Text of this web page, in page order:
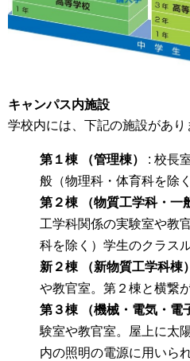
キャンパス内施設
学校内には、下記の施設があり
第１棟 （管理棟）
: 校長
般（物理科・体育科を除
第２棟 （物質工学科・一
工学科関係の実験室や教
科を除く）学生のクラスル
新２棟 （新物質工学科棟）
や教官室。第２棟と横繋
第３棟 （機械・電気・電
験室や教官室。屋上に太
内の照明の電源に用いら